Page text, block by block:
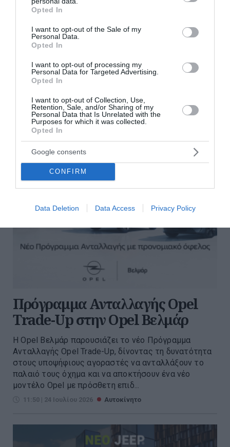
grant or deny consent to Google and its third-party tags to
use your data for below specified purposes in below Google
consent section.
Opted In
I want to opt-out of the Sale of my
Personal Data.
Opted In
I want to opt-out of processing my
Personal Data for Targeted Advertising.
Opted In
I want to opt-out of Collection, Use,
Retention, Sale, and/or Sharing of my
Personal Data that Is Unrelated with the
Purposes for which it was collected.
Opted In
Google consents
CONFIRM
Data Deletion Data Access Privacy Policy
Νέο Opel Corsa GSE: Συνεχίζει
δυναμικά την παράδοση των
“Hot Hatch”
παράδοση των σπορ εκδόσεων του Corsa Μικρό σε
διαστάσεις, μεγάλο σε επιδόσεις: 207 kW (281 hp),
Corsa A GSi...
14:01 | 23 Ιουλίου 2026 Αυτοκίνητο
Πρόγραμμα Ανταλλαγής Opel
Trade-Up στην Opel Βελμάρ
Η Opel Βελμάρ παρουσιάζει το νέο Πρόγραμμα
Ανταλλαγής Opel Trade-Up, δίνοντας τη δυνατότητα
στους υποψήφιους αγοραστές να ανταλλάξουν το
παλαιό τους όχημα και να αποκτήσουν ένα νέο
μοντέλο Opel με πρόσθετη επιδ...
11:50 | 24 Ιουλίου 2026 Αυτοκίνητο